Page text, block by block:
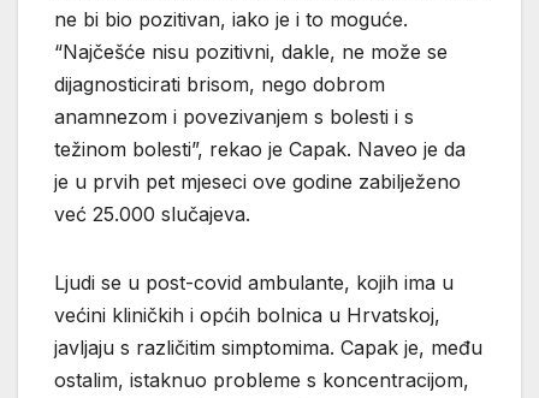
ne bi bio pozitivan, iako je i to moguće.
“Najčešće nisu pozitivni, dakle, ne može se
dijagnosticirati brisom, nego dobrom
anamnezom i povezivanjem s bolesti i s
težinom bolesti”, rekao je Capak. Naveo je da
je u prvih pet mjeseci ove godine zabilježeno
već 25.000 slučajeva.
Ljudi se u post-covid ambulante, kojih ima u
većini kliničkih i općih bolnica u Hrvatskoj,
javljaju s različitim simptomima. Capak je, među
ostalim, istaknuo probleme s koncentracijom,